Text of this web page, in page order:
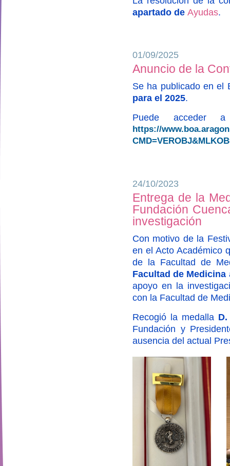
apartado de Ayudas.
01/09/2025
Anuncio de la
Se ha publicado en el
para el 2025.
Puede acceder
https://
24/10/2023
Entrega de la
Fundación
investigación
Con motivo de la
en el Acto Académico
de la Facultad de
Facultad de Medicina
apoyo en la
con la Facultad de
Recogió la medalla
Fundación y
ausencia del actual